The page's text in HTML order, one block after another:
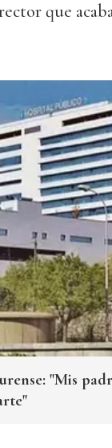
que
"Mis